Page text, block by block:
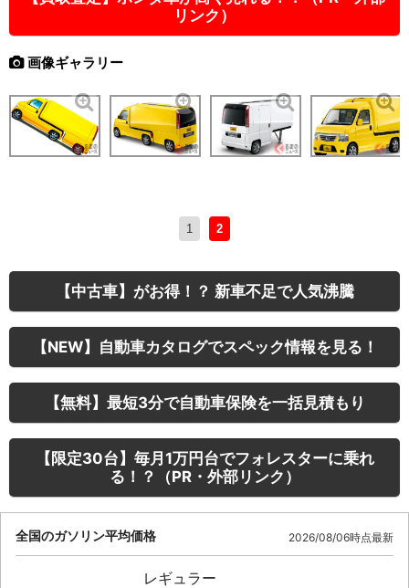
リンク）
画像ギャラリー
1 2
【中古車】がお得！？ 新車不足で人気沸騰
【NEW】自動車カタログでスペック情報を見る！
【無料】最短3分で自動車保険を一括見積もり
【限定30台】毎月1万円台でフォレスターに乗れ
る！？（PR・外部リンク）
全国のガソリン平均価格 2026/08/06時点最新
レギュラー